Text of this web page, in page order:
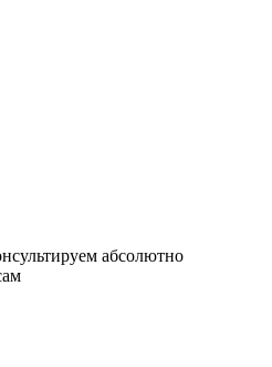
абсолютно